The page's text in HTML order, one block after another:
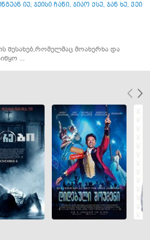
იუ, ჯეისი ჩანი, ჯიაო ქსუ, ჯან ხუ, ვეი
შესახებ,რომელმაც მოახერხა და
...